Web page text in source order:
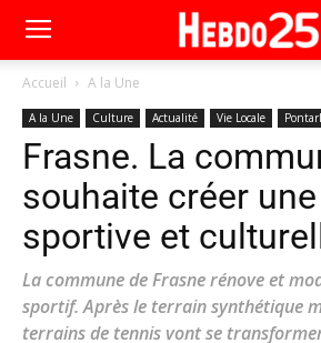
Accueil A la Une
A la Une Culture Actualité Vie Locale
Frasne. La
souhaite créer
sportive et
La commune de Frasne rénove et
sportif. Après le terrain synthétique
terrains de tennis vont se